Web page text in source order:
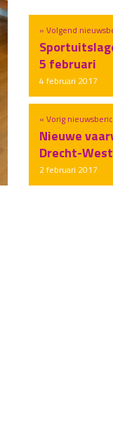
« Vorig
Nieuwe
Drecht-
2 februari 2017
» Volgend
5 februari
4 februari 2017